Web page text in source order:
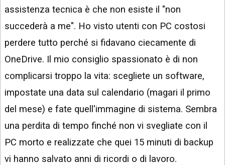
assistenza tecnica è che non esiste il "non
succederà a me". Ho visto utenti con PC costosi
perdere tutto perché si fidavano ciecamente di
OneDrive. Il mio consiglio spassionato è di non
complicarsi troppo la vita: scegliete un software,
impostate una data sul calendario (magari il primo
del mese) e fate quell'immagine di sistema. Sembra
una perdita di tempo finché non vi svegliate con il
PC morto e realizzate che quei 15 minuti di backup
vi hanno salvato anni di ricordi o di lavoro.